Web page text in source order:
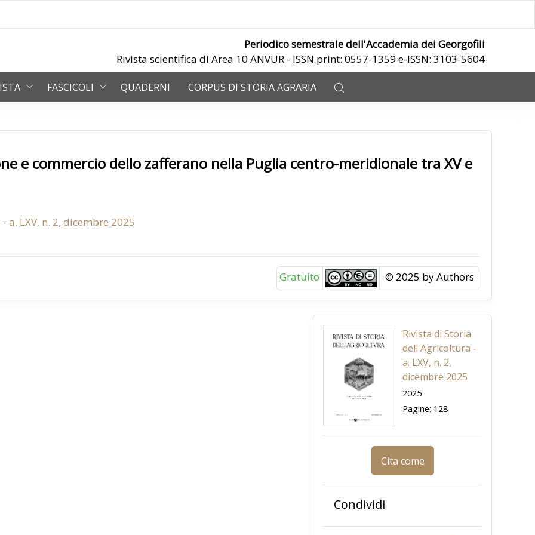
Periodico semestrale dell'Accademia dei Georgofili
Rivista scientifica di Area 10 ANVUR - ISSN print: 0557-1359 e-ISSN: 3103-5604
FASCICOLI QUADERNI CORPUS DI STORIA AGRARIA
e commercio dello zafferano nella Puglia centro-meridionale tra XV e
LXV, n. 2, dicembre 2025
Gratuito © 2025 by Authors
Rivista di Storia
dell'Agricoltura -
a. LXV, n. 2,
dicembre 2025
2025
Pagine: 128
Cita come
Condividi